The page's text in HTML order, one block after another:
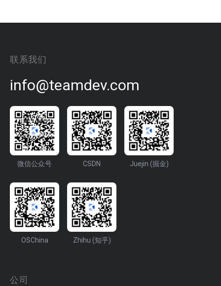
联系我们
info@teamdev.com
微信公众号 CSDN Juejin (掘金)
OSChina Zhihu (知乎)
公司